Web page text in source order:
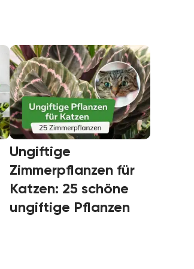
Ungiftige
Zimmerpflanzen für
Katzen: 25 schöne
ungiftige Pflanzen